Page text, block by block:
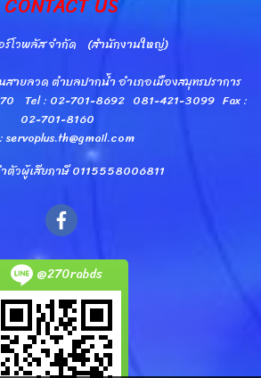
ร์โวพลัส จำกัด (สำนักงานใหญ่)
ายลวด ตำบลปากน้ำ อำเภอเมืองสมุทรปราการ
Tel : 02-701-8692 081-421-3099 Fax :
02-701-8160
servoplus.th@gmail.com
ำตัวผู้เสียภาษี 0115558006811
@270rabds